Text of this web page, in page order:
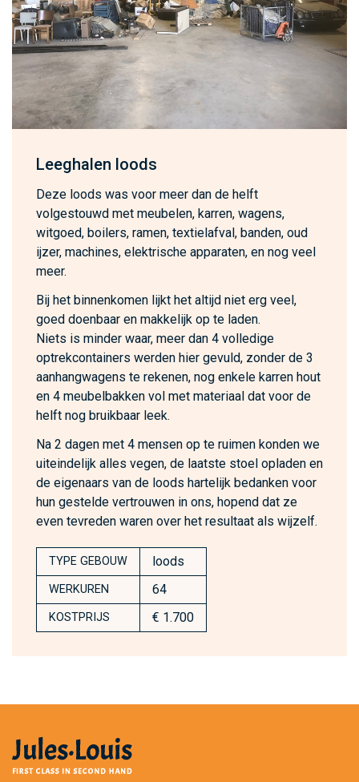
Leeghalen loods
Deze loods was voor meer dan de helft
volgestouwd met meubelen, karren, wagens,
witgoed, boilers, ramen, textielafval, banden, oud
ijzer, machines, elektrische apparaten, en nog veel
meer.
Bij het binnenkomen lijkt het altijd niet erg veel,
goed doenbaar en makkelijk op te laden.
Niets is minder waar, meer dan 4 volledige
optrekcontainers werden hier gevuld, zonder de 3
aanhangwagens te rekenen, nog enkele karren hout
en 4 meubelbakken vol met materiaal dat voor de
helft nog bruikbaar leek.
Na 2 dagen met 4 mensen op te ruimen konden we
uiteindelijk alles vegen, de laatste stoel opladen en
de eigenaars van de loods hartelijk bedanken voor
hun gestelde vertrouwen in ons, hopend dat ze
even tevreden waren over het resultaat als wijzelf.
TYPE GEBOUW loods
WERKUREN 64
KOSTPRIJS € 1.700